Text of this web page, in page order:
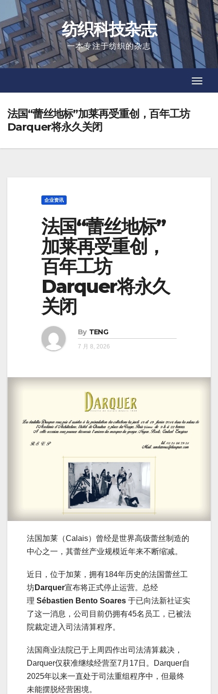
to
content
纺织科技杂志
一本专注于纺织的杂志
法国“蕾丝地标”加莱再受重创，百年工坊
Darquer将永久关闭
企业资讯
法国“蕾丝地标”
加莱再受重创，
百年工坊
Darquer将永久
关闭
By TENG
7 月 8, 2026
法国加莱（Calais）曾经是世界高级蕾丝制造的
中心之一，其蕾丝产业规模近年来不断缩减。
近日，位于加莱，拥有184年历史的法国蕾丝工
坊Darquer宣布将正式停止运营。总经
理 Sébastien Bento Soares 于已向法新社证实
了这一消息，公司目前仍拥有45名员工，已被法
院裁定进入司法清算程序。
法国商业法院已于上周四作出司法清算裁决，
Darquer仅获准继续经营至7月17日。Darquer自
2025年以来一直处于司法重组程序中，但最终
未能摆脱经营困境。